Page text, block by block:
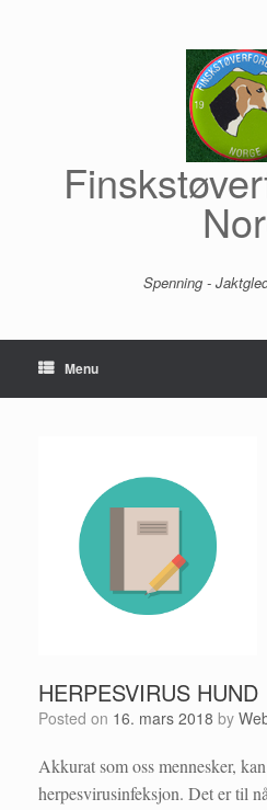
Spenning -
Menu
HERPESVIRUS HUND
Posted on 16. mars 2018 by
Akkurat som oss mennesker,
herpesvirusinfeksjon. Det er til